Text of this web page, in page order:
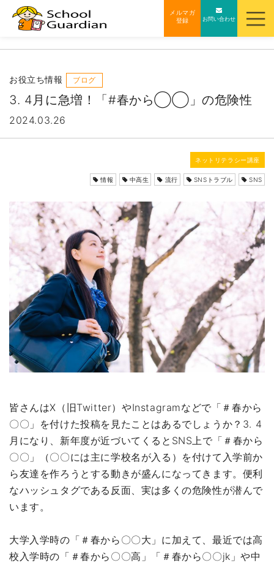
ス
メルマガ
登録 お問い合わせ
お役立ち情報 ブログ
3. 4月に急増！「#春から◯◯」の危険性
2024.03.26
ネットリテラシー講座
情報 中高生 流行 SNSトラブル SNS
皆さんはX（旧Twitter）やInstagramなどで「＃春から
〇〇」を付けた投稿を見たことはあるでしょうか？3. 4
月になり、新年度が近づいてくるとSNS上で「＃春から
〇〇」（〇〇には主に学校名が入る）を付けて入学前か
ら友達を作ろうとする動きが盛んになってきます。便利
なハッシュタグである反面、実は多くの危険性が潜んで
います。
大学入学時の「＃春から〇〇大」に加えて、最近では高
校入学時の「＃春から〇〇高」「＃春から〇〇jk」や中